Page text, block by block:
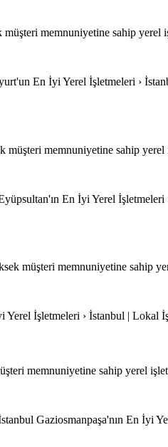
memnuniyetine sahip yerel
En İyi Yerel İşletmeleri ›
müşteri memnuniyetine sahip
En İyi Yerel
müşteri memnuniyetine sahip
İşletmeleri › İstanbul | Lokal
memnuniyetine sahip yerel
Gaziosmanpaşa'nın En İyi